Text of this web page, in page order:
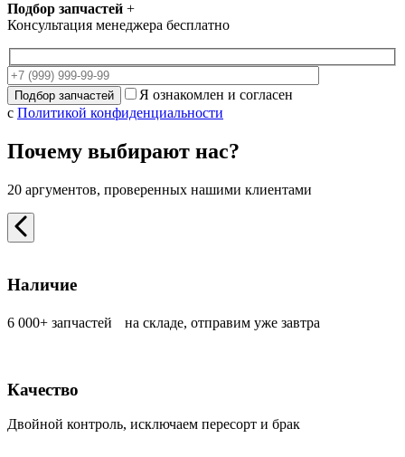
Подбор запчастей +
Консультация менеджера бесплатно
Я ознакомлен и согласен
с Политикой конфиденциальности
Почему выбирают нас?
20 аргументов, проверенных нашими клиентами
Наличие
6 000+ запчастей на складе, отправим уже завтра
Качество
Двойной контроль, исключаем пересорт и брак